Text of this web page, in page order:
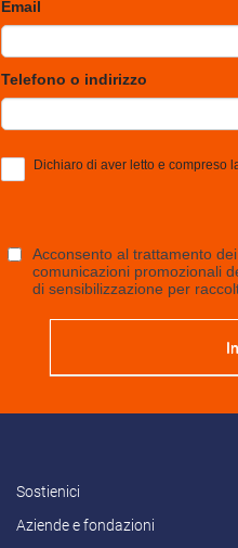
Sostienici
Aziende e fondazioni